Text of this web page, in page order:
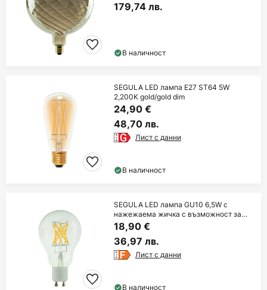
179,74 лв.
В наличност
SEGULA LED лампа E27 ST64 5W
2,200K gold/gold dim
24,90 €
48,70 лв.
Лист с данни
В наличност
SEGULA LED лампа GU10 6,5W с
нажежаема жичка с възможност за
димиране 2 700К
18,90 €
36,97 лв.
Лист с данни
В наличност